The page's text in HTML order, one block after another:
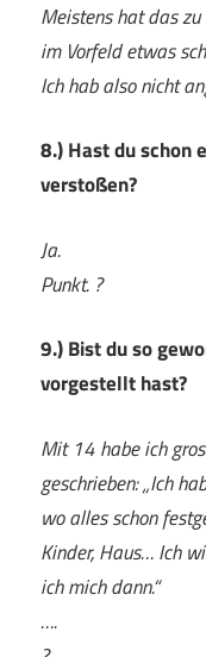
Meistens hat das
im Vorfeld etwas
Ich hab also nicht
8.) Hast du schon
verstoßen?
Ja.
Punkt. ?
9.) Bist du so
vorgestellt hast?
Mit 14 habe ich
geschrieben: „Ich
wo alles schon
Kinder, Haus… Ich
ich mich dann.“
….